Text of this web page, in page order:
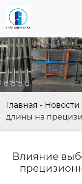
Главная - Новости
длины на
Влияние